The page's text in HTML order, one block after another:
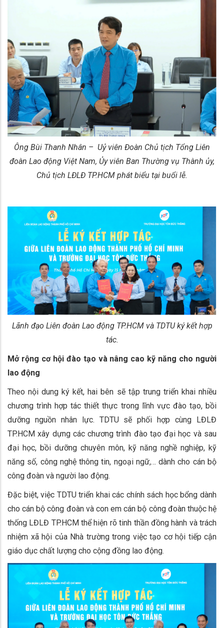
Ông Bùi Thanh Nhân – Uỷ viên Đoàn Chủ tịch Tổng Liên
đoàn Lao động Việt Nam, Ủy viên Ban Thường vụ Thành ủy,
Chủ tịch LĐLĐ TP.HCM phát biểu tại buổi lễ.
Lãnh đạo Liên đoàn Lao động TP.HCM và TDTU ký kết hợp
tác.
Mở rộng cơ hội đào tạo và nâng cao kỹ năng cho người
lao động
Theo nội dung ký kết, hai bên sẽ tập trung triển khai nhiều
chương trình hợp tác thiết thực trong lĩnh vực đào tạo, bồi
dưỡng nguồn nhân lực. TDTU sẽ phối hợp cùng LĐLĐ
TP.HCM xây dựng các chương trình đào tạo đại học và sau
đại học, bồi dưỡng chuyên môn, kỹ năng nghề nghiệp, kỹ
năng số, công nghệ thông tin, ngoại ngữ,… dành cho cán bộ
công đoàn và người lao động.
Đặc biệt, việc TDTU triển khai các chính sách học bổng dành
cho cán bộ công đoàn và con em cán bộ công đoàn thuộc hệ
thống LĐLĐ TP.HCM thể hiện rõ tinh thần đồng hành và trách
nhiệm xã hội của Nhà trường trong việc tạo cơ hội tiếp cận
giáo dục chất lượng cho cộng đồng lao động.